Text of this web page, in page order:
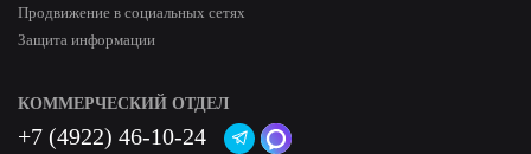
Продвижение в социальных сетях
Защита информации
КОММЕРЧЕСКИЙ ОТДЕЛ
+7 (4922) 46-10-24